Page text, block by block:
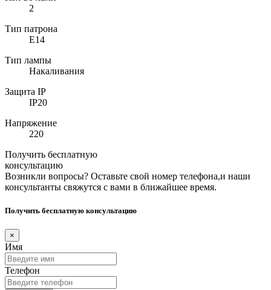
2
Тип патрона
E14
Тип лампы
Накаливания
Защита IP
IP20
Напряжение
220
Получить бесплатную
консультацию
Возникли вопросы? Оставьте свой номер телефона,и наши
консультанты свяжутся с вами в ближайшее время.
Получить бесплатную консультацию
×
Имя
Телефон